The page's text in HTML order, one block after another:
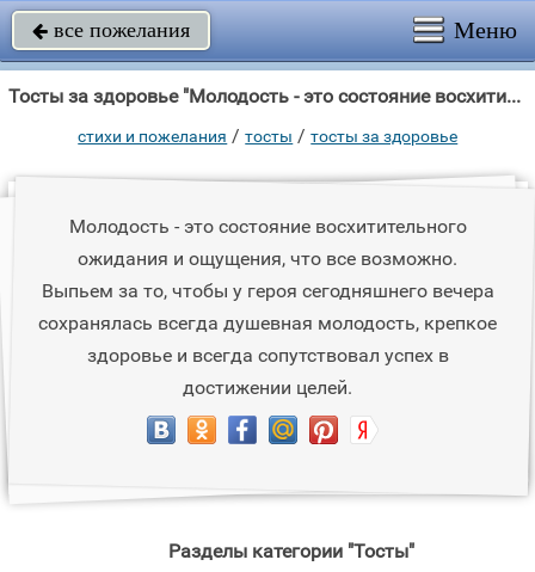
 все пожелания Меню
Тосты за здоровье "Молодость - это состояние восхитительного ожидания и ощущения, что все возможно."
стихи и пожелания /тосты /тосты за здоровье
Молодость - это состояние восхитительного
ожидания и ощущения, что все возможно.
Выпьем за то, чтобы у героя сегодняшнего вечера
сохранялась всегда душевная молодость, крепкое
здоровье и всегда сопутствовал успех в
достижении целей.
Разделы категории "Тосты"